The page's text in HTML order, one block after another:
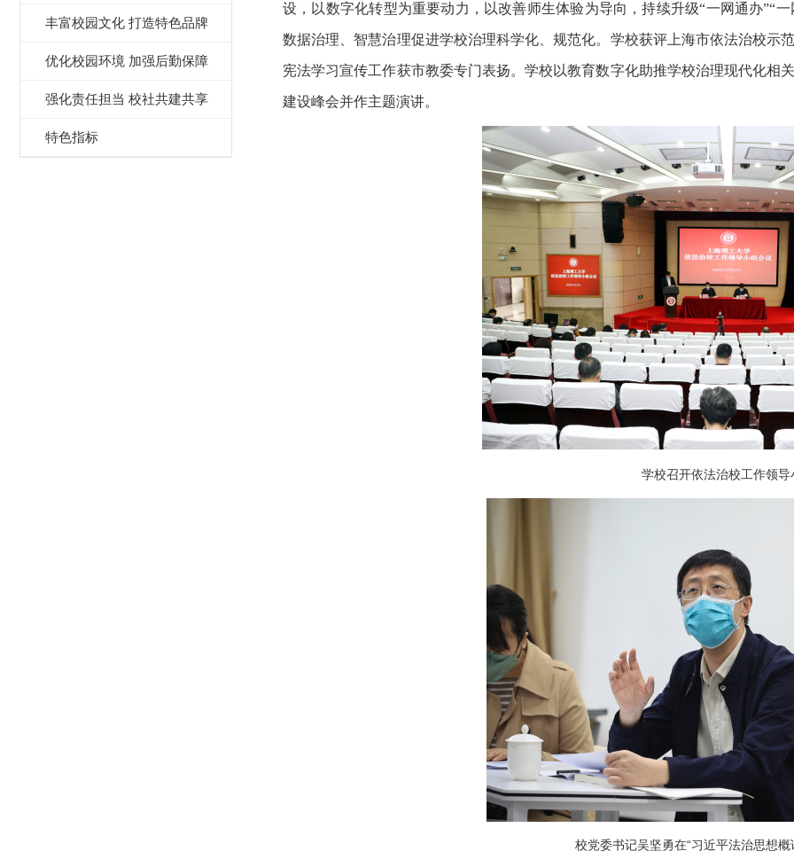
丰富校园文化 打造特色品牌
优化校园环境 加强后勤保障
强化责任担当 校社共建共享
特色指标
设，以数字化转型为重要动力，以改善师生体验为导向，持续升级“一网通办”“
数据治理、智慧治理促进学校治理科学化、规范化。学校获评上海市依法治校示
宪法学习宣传工作获市教委专门表扬。学校以教育数字化助推学校治理现代化相
建设峰会并作主题演讲。
学校召开依法治校工作领导
校党委书记吴坚勇在“习近平法治思想